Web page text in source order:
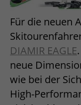
Für die neuen
DIAMIR EAGLE
neue
wie bei der
High-